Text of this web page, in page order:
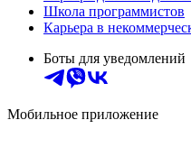
Школа программистов
Карьера в
Боты для уведомлений
Мобильное приложение